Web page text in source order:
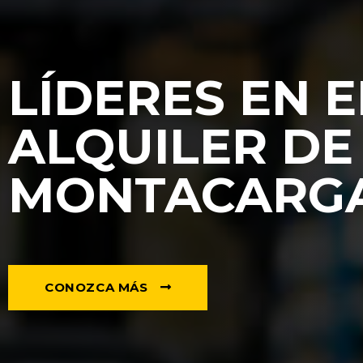
LÍDERES EN
ALQUILER DE
CONOZCA MÁS